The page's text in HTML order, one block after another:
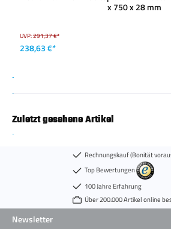
x 750 x 28 mm
UVP:291,37 €*
238,63 €*
Zuletzt gesehene Artikel
Rechnungskauf (Bonität
Top Bewertungen
100 Jahre Erfahrung
Über 200.000 Artikel online
Newsletter